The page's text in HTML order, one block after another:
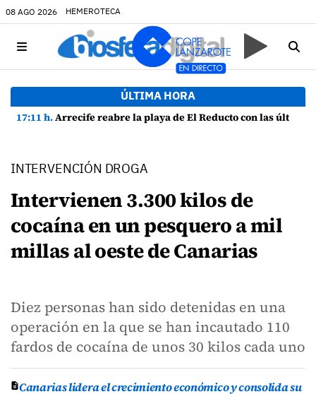
08 AGO 2026 HEMEROTECA
ÚLTIMA HORA
17:11 h.Arrecife reabre la playa de El Reducto con las últimas analíticas mostrando "una buena calidad de las aguas para el baño"
INTERVENCIÓN DROGA
Intervienen 3.300 kilos de
cocaína en un pesquero a mil
millas al oeste de Canarias
Diez personas han sido detenidas en una
operación en la que se han incautado 110
fardos de cocaína de unos 30 kilos cada uno
Canarias lidera el crecimiento económico y consolida su